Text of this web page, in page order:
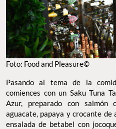
Foto: Food and Pleasure©
Pasando al tema de la
comiences con un Saku Tuna
Azur, preparado con salmón
aguacate, papaya y crocante
ensalada de betabel con